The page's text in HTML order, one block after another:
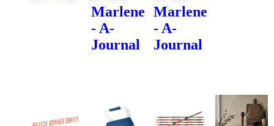
Marlene
- A-
Journal
Marlene
- A-
Journal